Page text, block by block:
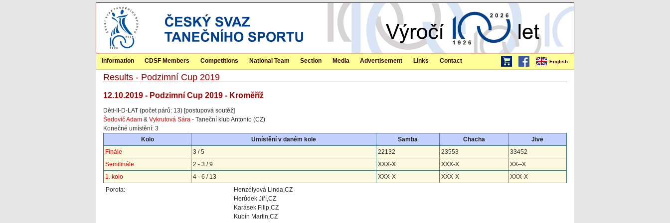
English
Information CDSF Members Competitions National Team Section Media Advertisement Links Contact
Results - Podzimní Cup 2019
12.10.2019 - Podzimní Cup 2019 - Kroměříž
Děti-II-D-LAT (počet párů: 13) [postupová soutěž]
Šedovič Adam & Vykrutová Sára - Taneční klub Antonio (CZ)
Konečné umístění: 3
Kolo
Umístění v daném kole Samba Chacha
Jive
Finále
3 / 5 22132 23553
33452
Semifinále
2 - 3 / 9 XXX-X XXX-X
XX--X
1. kolo
4 - 6 / 13 XXX-X XXX-X
XXX-X
Porota:
Henzélyová Linda,CZ
Herůdek Jiří,CZ
Karásek Filip,CZ
Kubín Martin,CZ